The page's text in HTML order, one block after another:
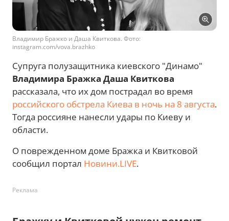
Владимир Бражко и Даша Квиткова. Фото:
instagram.com/vova.brazhko
Супруга полузащитника киевского "Динамо"
Владимира Бражка Даша Квиткова
рассказала, что их дом пострадал во время
российского обстрела Киева в ночь на 8 августа.
Тогда россияне нанесли удары по Киеву и
области.
О поврежденном доме Бражка и Квитковой
сообщил портал Новини.LIVE.
Реклама